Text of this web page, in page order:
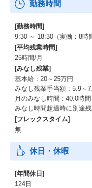
勤務時間
[勤務時間]
9:30 ～ 18:30（実働：8
[平均残業時間]
25時間/月
[みなし残業]
基本給：20～25万円
みなし残業手当額：5.9～
月のみなし時間：40.0時間
みなし時間超過時に別途
[フレックスタイム]
無
休日・休暇
[年間休日]
124日